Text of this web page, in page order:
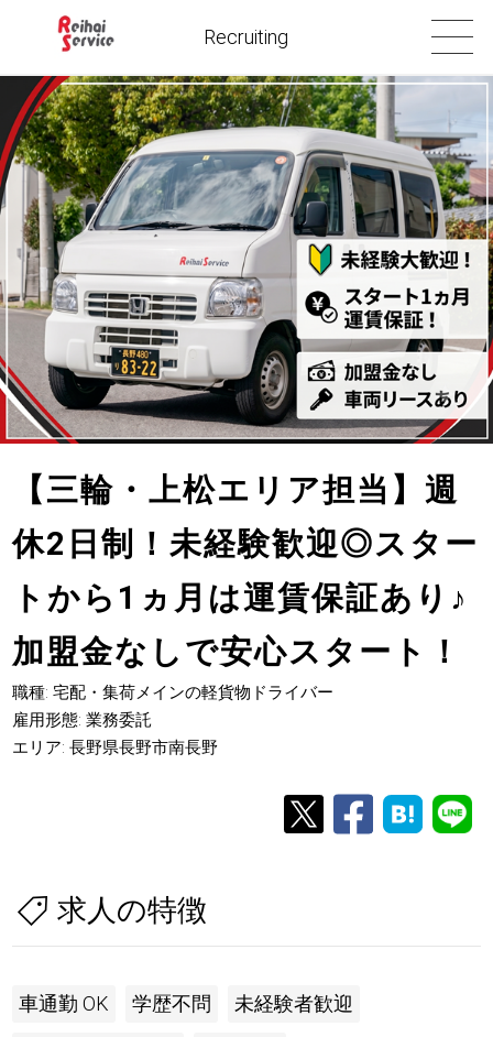
Recruiting
【三輪・上松エリア担当】週
休2日制！未経験歓迎◎スター
トから1ヵ月は運賃保証あり ♪
加盟金なしで安心スタート！
職種: 宅配・集荷メインの軽貨物ドライバー
雇用形態: 業務委託
エリア: 長野県長野市南長野
求人の特徴
車通勤 OK 学歴不問 未経験者歓迎